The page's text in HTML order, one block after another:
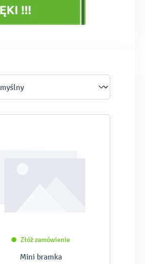
i kontaktu z przedstawicielami
Złóż zamówienie
Mini bramka